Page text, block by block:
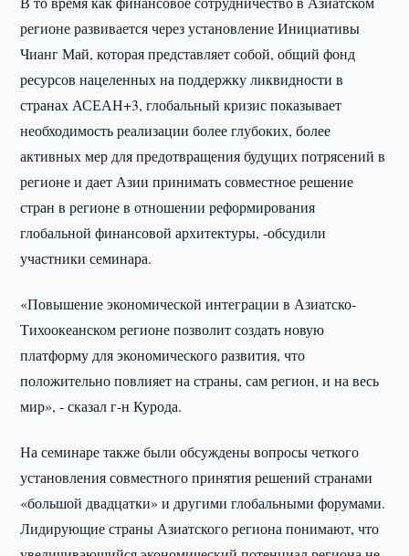
регионе развивается через установление Инициативы
Чианг Май, которая представляет собой, общий фонд
ресурсов нацеленных на поддержку ликвидности в
странах АСЕАН+3, глобальный кризис показывает
необходимость реализации более глубоких, более
активных мер для предотвращения будущих потрясений в
регионе и дает Азии принимать совместное решение
стран в регионе в отношении реформирования
глобальной финансовой архитектуры, -обсудили
участники семинара.
«Повышение экономической интеграции в Азиатско-
Тихоокеанском регионе позволит создать новую
платформу для экономического развития, что
положительно повлияет на страны, сам регион, и на весь
мир», - сказал г-н Курода.
На семинаре также были обсуждены вопросы четкого
установления совместного принятия решений странами
«большой двадцатки» и другими глобальными форумами.
Лидирующие страны Азиатского региона понимают, что